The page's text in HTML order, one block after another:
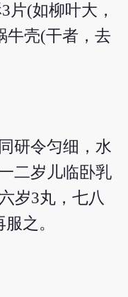
片(如柳叶大，
牛壳(干者，去
研令匀细，水
二岁儿临卧乳
岁3丸，七八
之。